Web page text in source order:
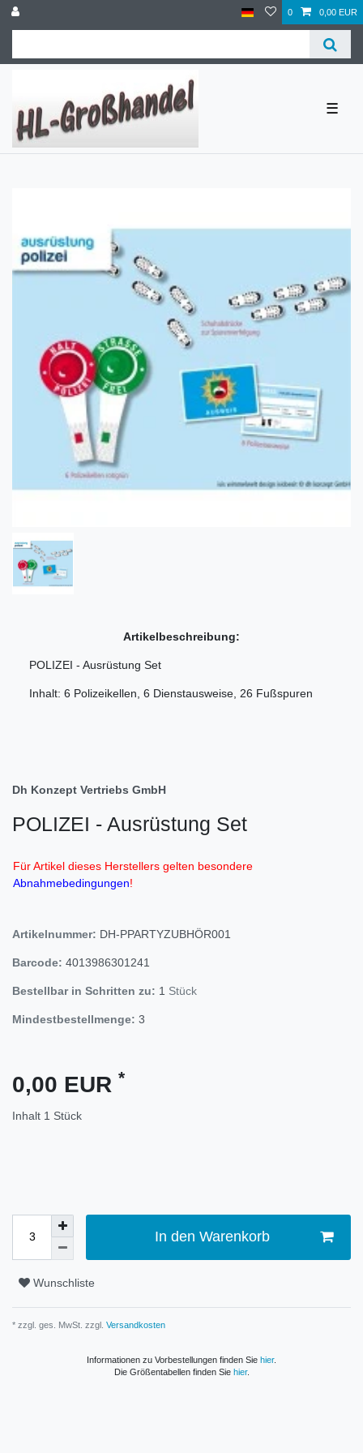
0 0,00 EUR
☰
Artikelbeschreibung:
POLIZEI - Ausrüstung Set
Inhalt: 6 Polizeikellen, 6 Dienstausweise, 26 Fußspuren
Dh Konzept Vertriebs GmbH
POLIZEI - Ausrüstung Set
Für Artikel dieses Herstellers gelten besondere
Abnahmebedingungen!
Artikelnummer: DH-PPARTYZUBHÖR001
Barcode: 4013986301241
Bestellbar in Schritten zu: 1 Stück
Mindestbestellmenge: 3
0,00 EUR *
Inhalt 1 Stück
In den Warenkorb
Wunschliste
* zzgl. ges. MwSt. zzgl. Versandkosten
Informationen zu Vorbestellungen finden Sie hier.
Die Größentabellen finden Sie hier.